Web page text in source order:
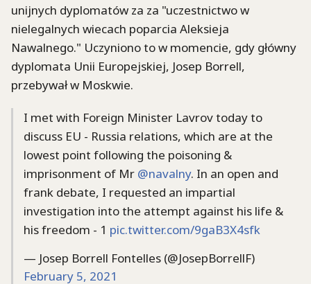
unijnych dyplomatów za za "uczestnictwo w
nielegalnych wiecach poparcia Aleksieja
Nawalnego." Uczyniono to w momencie, gdy główny
dyplomata Unii Europejskiej, Josep Borrell,
przebywał w Moskwie.
I met with Foreign Minister Lavrov today to
discuss EU - Russia relations, which are at the
lowest point following the poisoning &
imprisonment of Mr @navalny. In an open and
frank debate, I requested an impartial
investigation into the attempt against his life &
his freedom - 1 pic.twitter.com/9gaB3X4sfk
— Josep Borrell Fontelles (@JosepBorrellF)
February 5, 2021